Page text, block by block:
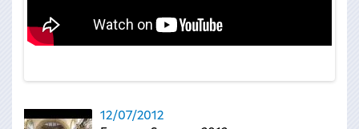
12/07/2012